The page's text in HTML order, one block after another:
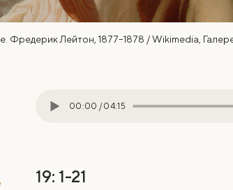
Фредерик Лейтон, 1877–1878 / Wikimedia,
00:00 / 04:15
19: 1-21